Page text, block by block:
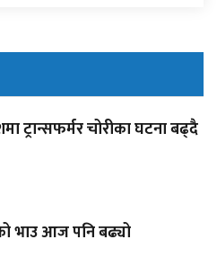
ट्रान्सफर्मर चोरीका घटना बढ्दै
भाउ आज पनि बढ्यो